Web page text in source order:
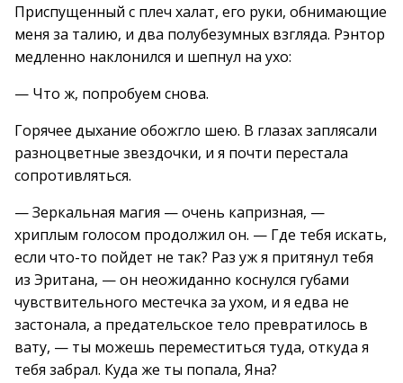
Приспущенный с плеч халат, его руки, обнимающие
меня за талию, и два полубезумных взгляда. Рэнтор
медленно наклонился и шепнул на ухо:
— Что ж, попробуем снова.
Горячее дыхание обожгло шею. В глазах заплясали
разноцветные звездочки, и я почти перестала
сопротивляться.
— Зеркальная магия — очень капризная, —
хриплым голосом продолжил он. — Где тебя искать,
если что-то пойдет не так? Раз уж я притянул тебя
из Эритана, — он неожиданно коснулся губами
чувствительного местечка за ухом, и я едва не
застонала, а предательское тело превратилось в
вату, — ты можешь переместиться туда, откуда я
тебя забрал. Куда же ты попала, Яна?